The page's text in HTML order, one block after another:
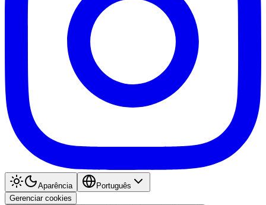
Aparência
Português
Gerenciar cookies